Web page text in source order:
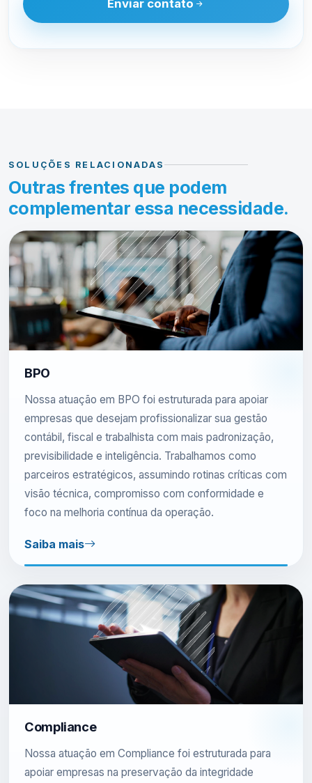
Enviar contato
SOLUÇÕES RELACIONADAS
Outras frentes que podem
complementar essa necessidade.
BPO
Nossa atuação em BPO foi estruturada para apoiar
empresas que desejam profissionalizar sua gestão
contábil, fiscal e trabalhista com mais padronização,
previsibilidade e inteligência. Trabalhamos como
parceiros estratégicos, assumindo rotinas críticas com
visão técnica, compromisso com conformidade e
foco na melhoria contínua da operação.
Saiba mais
Compliance
Nossa atuação em Compliance foi estruturada para
apoiar empresas na preservação da integridade